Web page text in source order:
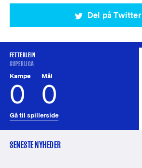
Del på Twitter
FETTERLEIN
SUPERLIGA
Kampe
0
Mål
0
Gå til spillerside
SENESTE NYHEDER